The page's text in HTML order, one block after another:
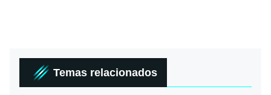
Temas relacionados